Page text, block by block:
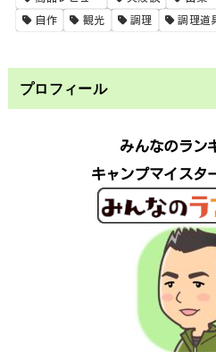
自作 観光 調理 調理道
プロフィール
みんなのラン
キャンプマイスタ